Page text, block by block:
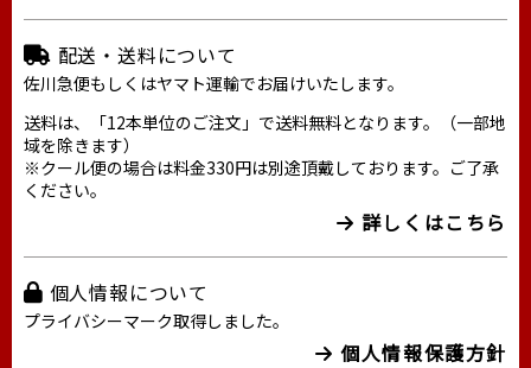
配送・送料について
佐川急便もしくはヤマト運輸でお届けいたします。
送料は、「12本単位のご注文」で送料無料となります。（一部地
域を除きます）
※クール便の場合は料金330円は別途頂戴しております。ご了承
ください。
詳しくはこちら
個人情報について
プライバシーマーク取得しました。
個人情報保護方針